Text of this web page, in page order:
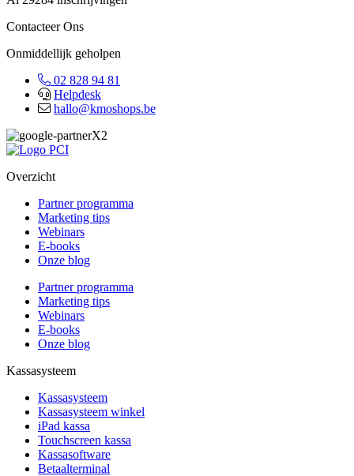
Contacteer Ons
Onmiddellijk geholpen
02 828 94 81
Helpdesk
hallo@kmoshops.be
Overzicht
Partner programma
Marketing tips
Webinars
E-books
Onze blog
Partner programma
Marketing tips
Webinars
E-books
Onze blog
Kassasysteem
Kassasysteem
Kassasysteem winkel
iPad kassa
Touchscreen kassa
Kassasoftware
Betaalterminal